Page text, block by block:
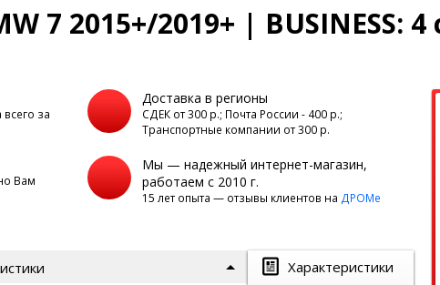
7 2015+/2019+ | BUSINESS: 4
за
Доставка в регионы
СДЕК от 300 р.; Почта России - 400 р.;
Транспортные компании от 300 р.
Вам
Мы — надежный интернет-магазин,
работаем с 2010 г.
15 лет опыта — отзывы клиентов на ДРОМе
Характеристики